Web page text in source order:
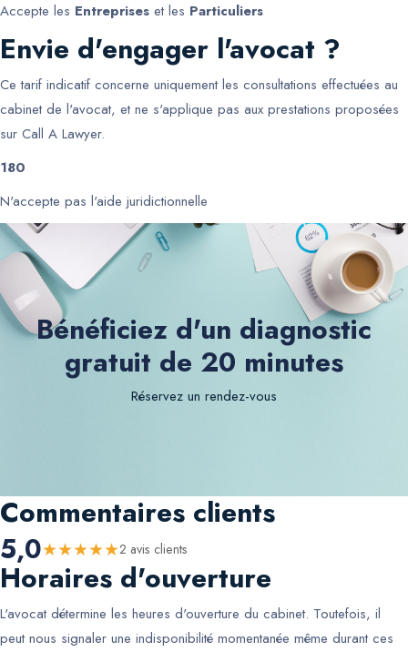
Accepte les Entreprises et les Particuliers
Envie d'engager l'avocat ?
Ce tarif indicatif concerne uniquement les consultations effectuées au
cabinet de l'avocat, et ne s'applique pas aux prestations proposées
sur Call A Lawyer.
180
N'accepte pas l'aide juridictionnelle
Bénéficiez d'un diagnostic
gratuit de 20 minutes
Réservez un rendez-vous
Commentaires clients
5,0★★★★★2 avis clients
Horaires d'ouverture
L'avocat détermine les heures d'ouverture du cabinet. Toutefois, il
peut nous signaler une indisponibilité momentanée même durant ces